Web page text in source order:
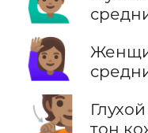
🙋🏽‍♀️
🧏🏽
тон